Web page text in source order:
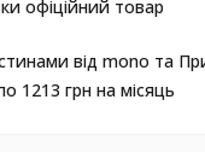
офіційний товар
від mono та
1213 грн на місяць